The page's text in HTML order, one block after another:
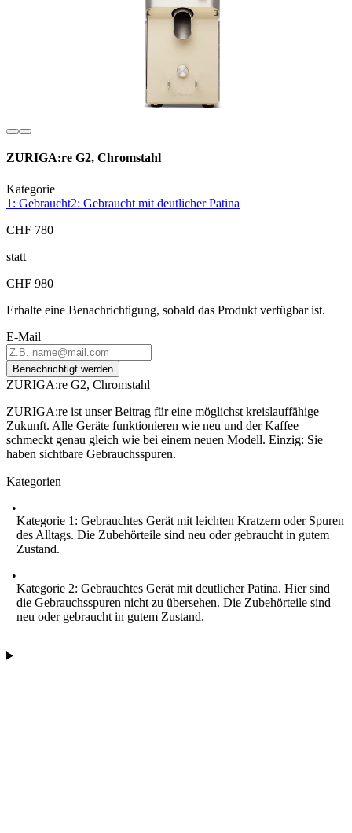
ZURIGA:re G2, Chromstahl
Kategorie
1: Gebraucht2: Gebraucht mit deutlicher Patina
CHF 780
statt
CHF 980
Erhalte eine Benachrichtigung, sobald das Produkt verfügbar ist.
E-Mail
Benachrichtigt werden
ZURIGA:re G2, Chromstahl
ZURIGA:re ist unser Beitrag für eine möglichst kreislauffähige
Zukunft. Alle Geräte funktionieren wie neu und der Kaffee
schmeckt genau gleich wie bei einem neuen Modell. Einzig: Sie
haben sichtbare Gebrauchsspuren.
Kategorien
Kategorie 1: Gebrauchtes Gerät mit leichten Kratzern oder Spuren
des Alltags. Die Zubehörteile sind neu oder gebraucht in gutem
Zustand.
Kategorie 2: Gebrauchtes Gerät mit deutlicher Patina. Hier sind
die Gebrauchsspuren nicht zu übersehen. Die Zubehörteile sind
neu oder gebraucht in gutem Zustand.